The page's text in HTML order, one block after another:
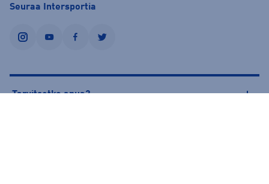
Seuraa Intersportia
instagramyoutubefacebooktwitter
Tarvitsetko apua?